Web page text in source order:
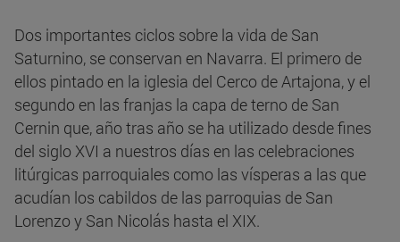
Dos importantes ciclos sobre la vida de San
Saturnino, se conservan en Navarra. El primero de
ellos pintado en la iglesia del Cerco de Artajona, y el
segundo en las franjas la capa de terno de San
Cernin que, año tras año se ha utilizado desde fines
del siglo XVI a nuestros días en las celebraciones
litúrgicas parroquiales como las vísperas a las que
acudían los cabildos de las parroquias de San
Lorenzo y San Nicolás hasta el XIX.